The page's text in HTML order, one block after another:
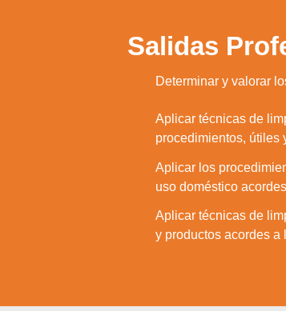
Salidas
Determinar y valorar
Aplicar técnicas de
procedimientos, útiles
Aplicar los
uso doméstico
Aplicar técnicas de
y productos acordes a